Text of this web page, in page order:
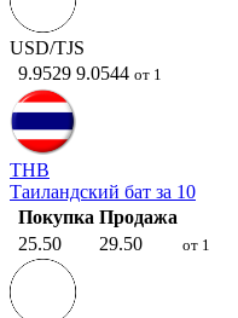
USD/TJS
9.9529 9.0544 от 1
THB
Таиландский бат за 10
Покупка Продажа
25.50
29.50 от 1